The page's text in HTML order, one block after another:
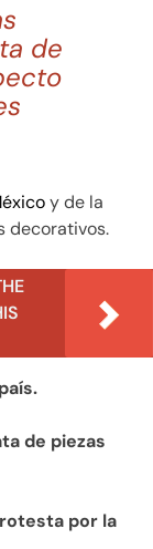
de
y de la
decorativos.
de piezas
por la